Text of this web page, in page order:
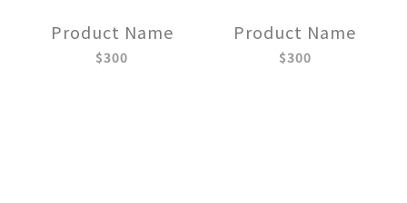
Product Name
$300
Product Name
$300